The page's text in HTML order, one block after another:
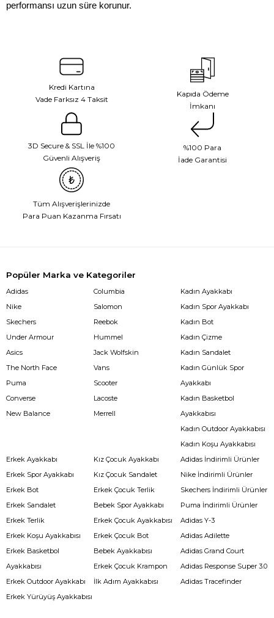
performansı uzun süre korunur.
Kredi Kartına
Vade Farksız 4 Taksit
Kapıda Ödeme
İmkanı
3D Secure & SSL İle %100
Güvenli Alışveriş
%100 Para
İade Garantisi
Tüm Alışverişlerinizde
Para Puan Kazanma Fırsatı
Popüler Marka ve Kategoriler
Adidas
Nike
Skechers
Under Armour
Asics
The North Face
Puma
Converse
New Balance
Columbia
Salomon
Reebok
Hummel
Jack Wolfskin
Vans
Scooter
Lacoste
Merrell
Kadın Ayakkabı
Kadın Spor Ayakkabı
Kadın Bot
Kadın Çizme
Kadın Sandalet
Kadın Günlük Spor
Ayakkabı
Kadın Basketbol
Ayakkabısı
Kadın Outdoor Ayakkabısı
Kadın Koşu Ayakkabısı
Erkek Ayakkabı
Erkek Spor Ayakkabı
Erkek Bot
Erkek Sandalet
Erkek Terlik
Erkek Koşu Ayakkabısı
Erkek Basketbol
Ayakkabısı
Erkek Outdoor Ayakkabı
Erkek Yürüyüş Ayakkabısı
Kız Çocuk Ayakkabı
Kız Çocuk Sandalet
Erkek Çocuk Terlik
Bebek Spor Ayakkabı
Erkek Çocuk Ayakkabısı
Erkek Çocuk Bot
Bebek Ayakkabısı
Erkek Çocuk Krampon
İlk Adım Ayakkabısı
Adidas İndirimli Ürünler
Nike İndirimli Ürünler
Skechers İndirimli Ürünler
Puma İndirimli Ürünler
Adidas Y-3
Adidas Adilette
Adidas Grand Court
Adidas Response Super 3.0
Adidas Tracefinder